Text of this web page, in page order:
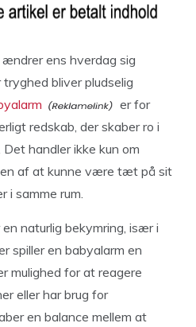
ens hverdag sig
bliver pludselig
er for
redskab, der skaber ro i
handler ikke kun om
af at kunne være tæt på sit
i samme rum.
naturlig bekymring, især i
spiller en babyalarm en
mulighed for at reagere
eller har brug for
en balance mellem at